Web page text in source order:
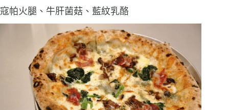
寇帕火腿、牛肝菌菇、藍紋乳酪